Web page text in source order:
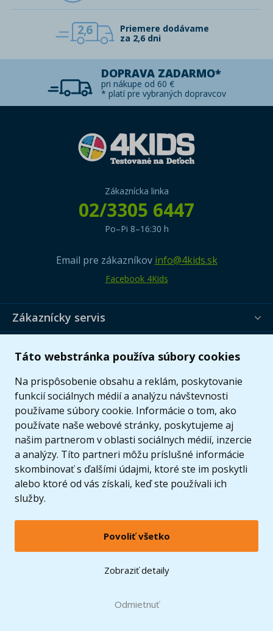
Táto webstránka používa súbory cookies
Na prispôsobenie obsahu a reklám, poskytovanie
funkcií sociálnych médií a analýzu návštevnosti
používame súbory cookie. Informácie o tom, ako
používate naše webové stránky, poskytujeme aj
našim partnerom v oblasti sociálnych médií, inzercie
a analýzy. Títo partneri môžu príslušné informácie
skombinovať s ďalšími údajmi, ktoré ste im poskytli
alebo ktoré od vás získali, keď ste používali ich
služby.
Povoliť všetko
Zobraziť detaily
Odmietnuť
2,6
Priemere dodávame
za 2,6 dni
DOPRAVA ZADARMO*
pri nákupe od 60 €
* platí pre vybraných dopravcov
Zákaznícka linka
02/3305 6447
Po–Pi 8–16:30 h
Email pre zákazníkov info@4kids.sk
Facebook 4Kids
Zákaznícky servis
© 2005 - 2026 Copyright 4kids.sk
LEGO, logo LEGO a minifigúrka sú ochrannými známkami spoločnosti LEGO Group. ©
2024 The LEGO Group.
Zobraziť verziu pre desktop
Doprava zadarmopri nákupe od